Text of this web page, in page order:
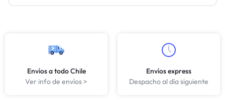
Envíos a todo Chile
Ver info de envíos >
Envíos express
Despacho al día siguiente